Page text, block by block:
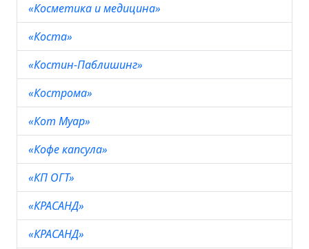
«Косметика и медицина»
«Коста»
«Костин-Паблишинг»
«Кострома»
«Кот Муар»
«Кофе капсула»
«КП ОГТ»
«КРАСАНД»
«КРАСАНД»